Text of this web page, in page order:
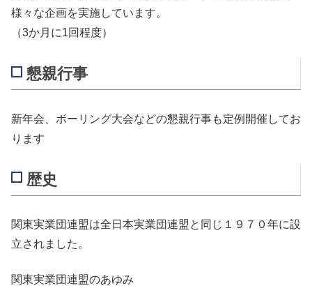
様々な企画を実施しています。
（3か月に1回程度）
懇親行事
新年会、ボーリング大会などの懇親行事も定例開催してお
ります
歴史
関東実業団連盟は全日本実業団連盟と同じ１９７０年に設
立されました。
関東実業団連盟のあゆみ